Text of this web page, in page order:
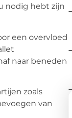
nodig hebt zijn
een overvloed
naar beneden
zoals
van